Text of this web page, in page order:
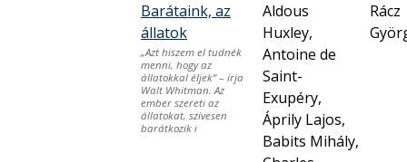
Barátaink, az
állatok
„Azt hiszem el tudnék
menni, hogy az
állatokkal éljek” – írja
Walt Whitman. Az
ember szereti az
állatokat, szívesen
barátkozik i
Aldous
Huxley,
Antoine de
Saint-
Exupéry,
Áprily Lajos,
Babits Mihály,
Rácz